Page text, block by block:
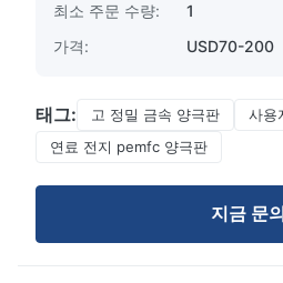
최소 주문 수량:
1
가격:
USD70-200
태그: 고 정밀 금속 양극판
사용
연료 전지 pemfc 양극판
지금 문의